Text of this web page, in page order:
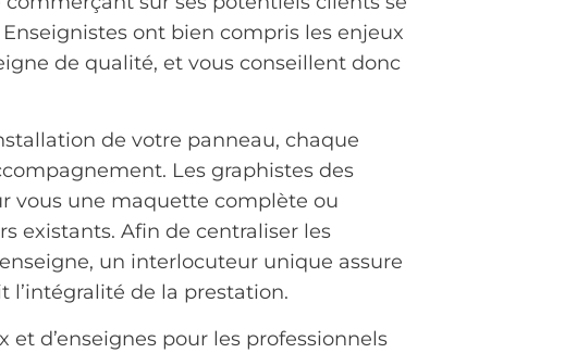
Enseignistes ont bien compris les enjeux
de qualité, et vous conseillent donc
de votre panneau, chaque
Les graphistes des
vous une maquette complète ou
existants. Afin de centraliser les
un interlocuteur unique assure
l’intégralité de la prestation.
et d’enseignes pour les professionnels